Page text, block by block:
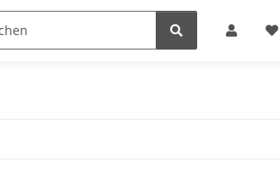
Krippenzubehör